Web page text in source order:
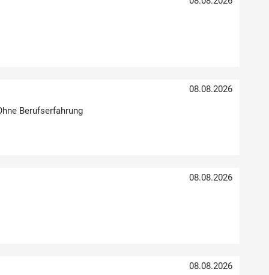
08.08.2026
Berufserfahrung
08.08.2026
08.08.2026